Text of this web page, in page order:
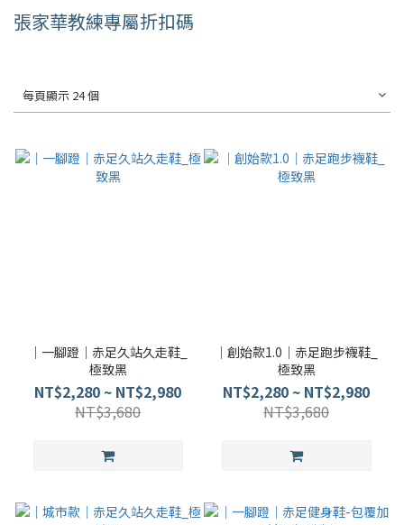
張家華教練專屬折扣碼
每頁顯示 24 個
｜一腳蹬｜赤足久站久走鞋_
極致黑
NT$2,280 ~ NT$2,980
NT$3,680
｜創始款1.0｜赤足跑步襪鞋_
極致黑
NT$2,280 ~ NT$2,980
NT$3,680